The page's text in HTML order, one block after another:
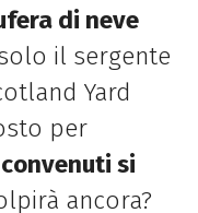
di neve
il sergente
Yard
per
si
ancora?